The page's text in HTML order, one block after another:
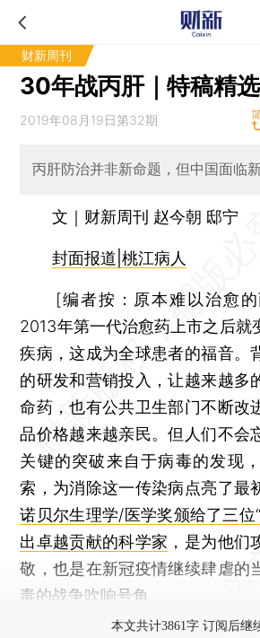
财新周刊
30年战丙肝｜特稿精选
2019年08月19日第32期
丙肝防治并非新命题，但中国面临
文｜财新周刊 赵今朝 邸宁
封面报道|桃江病人
[编者按： 原本难以治愈
2013年第一代治愈药上市之后就
疾病，这成为全球患者的福音。
的研发和营销投入，让越来越多
命药，也有公共卫生部门不断改
品价格越来越亲民。但人们不会
关键的突破来自于病毒的发现
索，为消除这一传染病点亮了最
诺贝尔生理学/医学奖颁给了三位
出卓越贡献的科学家 ，是为他们
敬，也是在新冠疫情继续肆虐的
毒的战争吹响号角。
本文共计3861字 订阅后继